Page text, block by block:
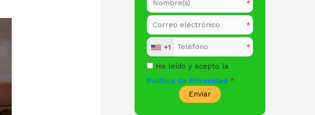
+1
He leído y acepto la
Política de Privacidad
Enviar